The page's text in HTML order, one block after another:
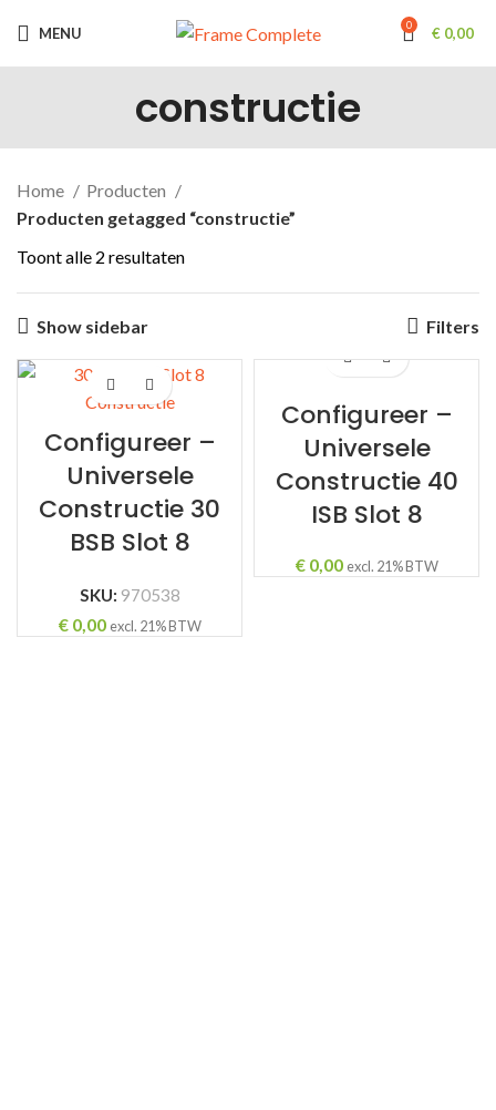
MENU 0 € 0,00
constructie
Home
Producten
Producten getagged “constructie”
Toont alle 2 resultatenGesorteerd
Show sidebar Filters
Configureer –
Universele
Constructie 30
BSB Slot 8
SKU: 970538
€0,00 excl. 21% BTW
Configureer –
Universele
Constructie 40
ISB Slot 8
€0,00 excl. 21% BTW